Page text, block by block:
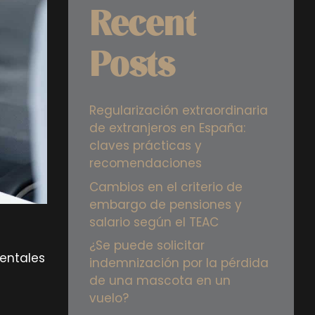
Recent
Posts
Regularización extraordinaria
de extranjeros en España:
claves prácticas y
recomendaciones
Cambios en el criterio de
embargo de pensiones y
salario según el TEAC
¿Se puede solicitar
indemnización por la pérdida
de una mascota en un
vuelo?